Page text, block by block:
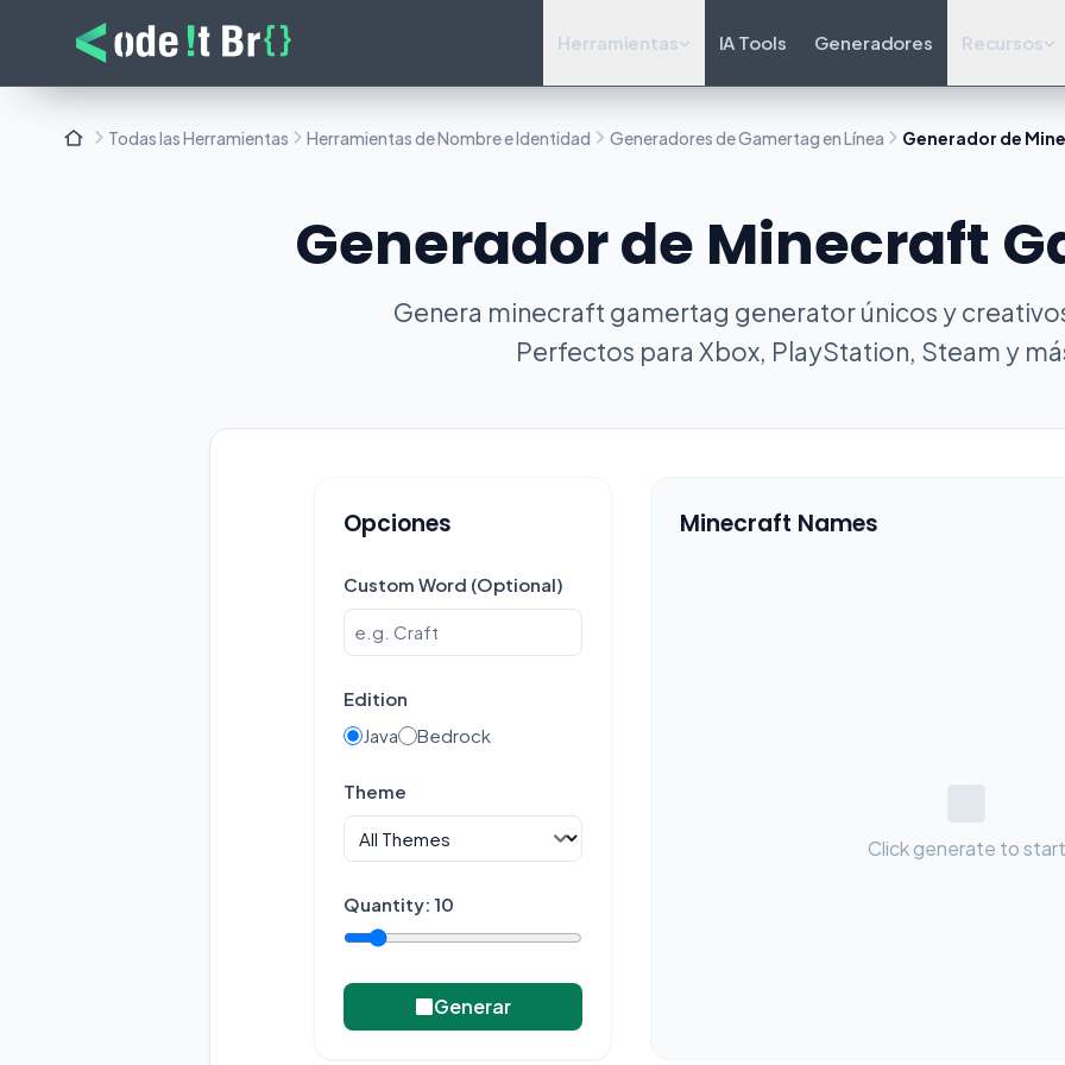
Herramientas IA Tools Generadores Recursos
Todas las Herramientas Herramientas de Nombre e Identidad Generadores de Gamertag en Línea Generador de
Generador de Minecraft
Genera minecraft gamertag generator únicos y
Perfectos para Xbox, PlayStation, Steam y
Opciones
Custom Word (Optional)
Edition
Java
Bedrock
Theme
Quantity: 10
Generar
Minecraft Names
Click generate to start